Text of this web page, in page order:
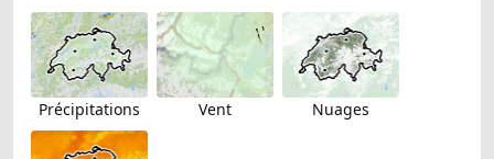
Précipitations Vent Nuages